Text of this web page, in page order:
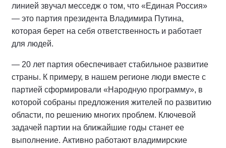
линией звучал месседж о том, что «Единая Россия»
— это партия президента Владимира Путина,
которая берет на себя ответственность и работает
для людей.
— 20 лет партия обеспечивает стабильное развитие
страны. К примеру, в нашем регионе люди вместе с
партией сформировали «Народную программу», в
которой собраны предложения жителей по развитию
области, по решению многих проблем. Ключевой
задачей партии на ближайшие годы станет ее
выполнение. Активно работают владимирские